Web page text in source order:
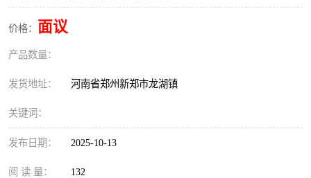
价格： 面议
产品数量：
发货地址： 河南省郑州新郑市龙湖镇
关键词：
发布日期： 2025-10-13
阅 读 量： 132